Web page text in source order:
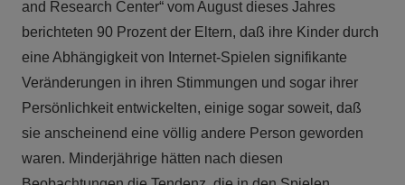
and Research Center“ vom August dieses Jahres
berichteten 90 Prozent der Eltern, daß ihre Kinder durch
eine Abhängigkeit von Internet-Spielen signifikante
Veränderungen in ihren Stimmungen und sogar ihrer
Persönlichkeit entwickelten, einige sogar soweit, daß
sie anscheinend eine völlig andere Person geworden
waren. Minderjährige hätten nach diesen